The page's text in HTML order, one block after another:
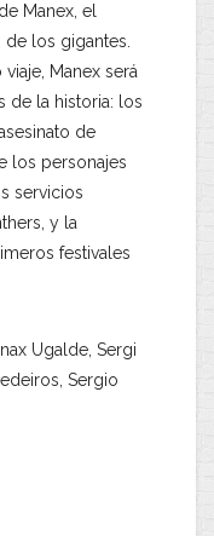
Manex, el
los gigantes.
Manex será
de la historia: los
de
los personajes
servicios
y la
festivales
Ugalde, Sergi
Sergio